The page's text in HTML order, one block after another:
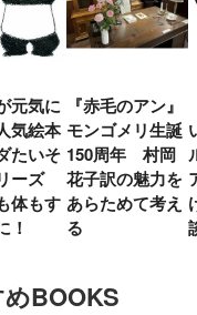
元気に
気絵本
たいそ
ーズ
体もす
！
『赤毛のアン』
モンゴメリ生誕
150周年 村岡
花子訳の魅力を
あらためて考え
る
BOOKS